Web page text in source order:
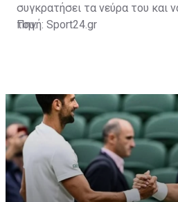
συγκρατήσει τα νεύρα του και
του.
Πηγή: Sport24.gr